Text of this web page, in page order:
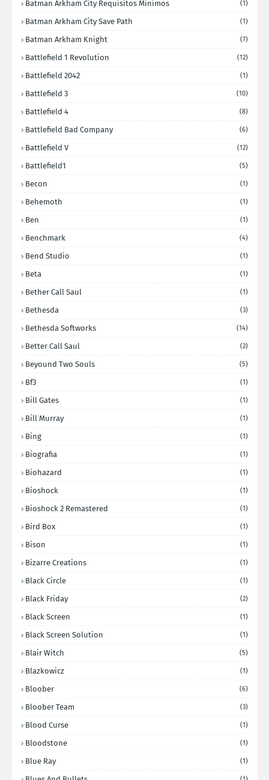
Batman Arkham City Requisitos Minimos (1)
Batman Arkham City Save Path (1)
Batman Arkham Knight (7)
Battlefield 1 Revolution (12)
Battlefield 2042 (1)
Battlefield 3 (10)
Battlefield 4 (8)
Battlefield Bad Company (6)
Battlefield V (12)
Battlefield1 (5)
Becon (1)
Behemoth (1)
Ben (1)
Benchmark (4)
Bend Studio (1)
Beta (1)
Bether Call Saul (1)
Bethesda (3)
Bethesda Softworks (14)
Better Call Saul (2)
Beyound Two Souls (5)
Bf3 (1)
Bill Gates (1)
Bill Murray (1)
Bing (1)
Biografia (1)
Biohazard (1)
Bioshock (1)
Bioshock 2 Remastered (1)
Bird Box (1)
Bison (1)
Bizarre Creations (1)
Black Circle (1)
Black Friday (2)
Black Screen (1)
Black Screen Solution (1)
Blair Witch (5)
Blazkowicz (1)
Bloober (6)
Bloober Team (3)
Blood Curse (1)
Bloodstone (1)
Blue Ray (1)